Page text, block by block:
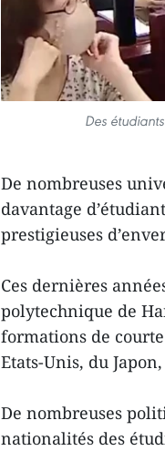
Des
De nombreuses
davantage
prestigieuses
Ces dernières
polytechnique de
formations de
Etats-Unis, du
De nombreuses
nationalités des